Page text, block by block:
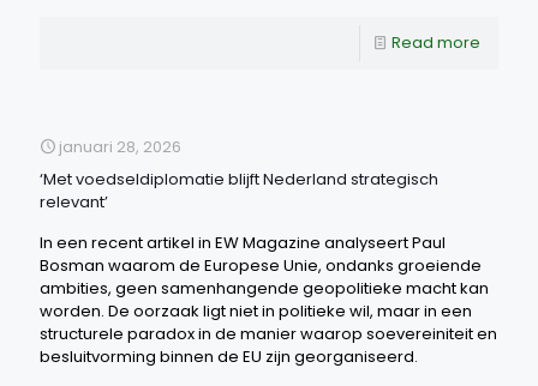
Read more
januari 28, 2026
‘Met voedseldiplomatie blijft Nederland strategisch
relevant’
In een recent artikel in EW Magazine analyseert Paul
Bosman waarom de Europese Unie, ondanks groeiende
ambities, geen samenhangende geopolitieke macht kan
worden. De oorzaak ligt niet in politieke wil, maar in een
structurele paradox in de manier waarop soevereiniteit en
besluitvorming binnen de EU zijn georganiseerd.